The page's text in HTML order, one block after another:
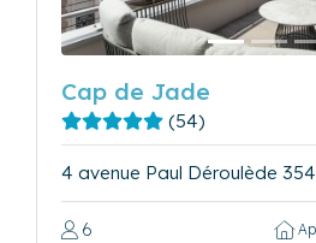
Cap de Jade
(54)
4 avenue Paul Déroulède
6